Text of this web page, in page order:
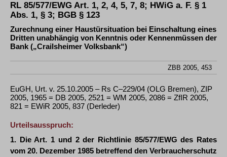
RL 85/577/EWG Art. 1, 2, 4, 5, 7, 8; HWiG a. F. § 1
Abs. 1, § 3; BGB § 123
Zurechnung einer Haustürsituation bei Einschaltung eines
Dritten unabhängig von Kenntnis oder Kennenmüssen der
Bank („Crailsheimer Volksbank“)
ZBB 2005, 453
EuGH, Urt. v. 25.10.2005 – Rs C–229/04 (OLG Bremen), ZIP
2005, 1965 = DB 2005, 2521 = WM 2005, 2086 = ZfIR 2005,
821 = EWiR 2005, 837 (Derleder)
Urteilsausspruch:
1. Die Art. 1 und 2 der Richtlinie 85/577/EWG des Rates
vom 20. Dezember 1985 betreffend den Verbraucherschutz